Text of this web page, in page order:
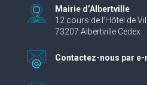
Mairie d’Albertville
12 cours de l’Hôtel de
73207 Albertville Cedex
Contactez-nous par e-